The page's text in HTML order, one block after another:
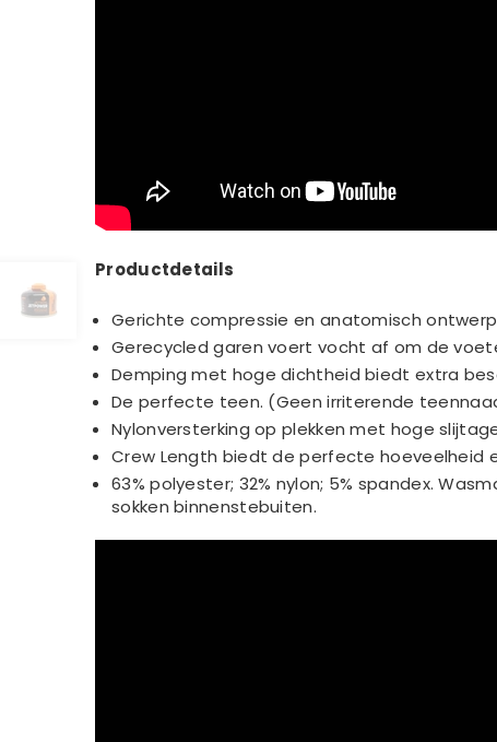
Productdetails
Gerichte compressie en anatomisch
Gerecycled garen voert vocht af om de
Demping met hoge dichtheid biedt extra
De perfecte teen. (Geen irriterende
Nylonversterking op plekken met hoge
Crew Length biedt de perfecte hoeveelheid
63% polyester; 32% nylon; 5% spandex.
sokken binnenstebuiten.